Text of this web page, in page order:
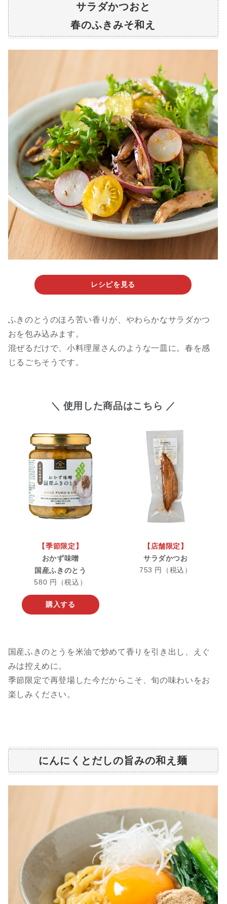
サラダかつおと
春のふきみそ和え
レシピを見る
ふきのとうのほろ苦い香りが、やわらかなサラダかつ
おを包み込みます。
混ぜるだけで、小料理屋さんのような一皿に。春を感
じるごちそうです。
＼ 使用した商品はこちら ／
【季節限定】
おかず味噌
国産ふきのとう
580 円（税込）
購入する
【店舗限定】
サラダかつお
753 円（税込）
国産ふきのとうを米油で炒めて香りを引き出し、えぐ
みは控えめに。
季節限定で再登場した今だからこそ、旬の味わいをお
楽しみください。
にんにくとだしの旨みの和え麺